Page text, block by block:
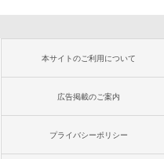
本サイトのご利用について
広告掲載のご案内
プライバシーポリシー